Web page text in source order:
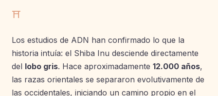
⛩
Los estudios de ADN han confirmado lo que la
historia intuía: el Shiba Inu desciende directamente
del lobo gris. Hace aproximadamente 12.000 años,
las razas orientales se separaron evolutivamente de
las occidentales, iniciando un camino propio en el